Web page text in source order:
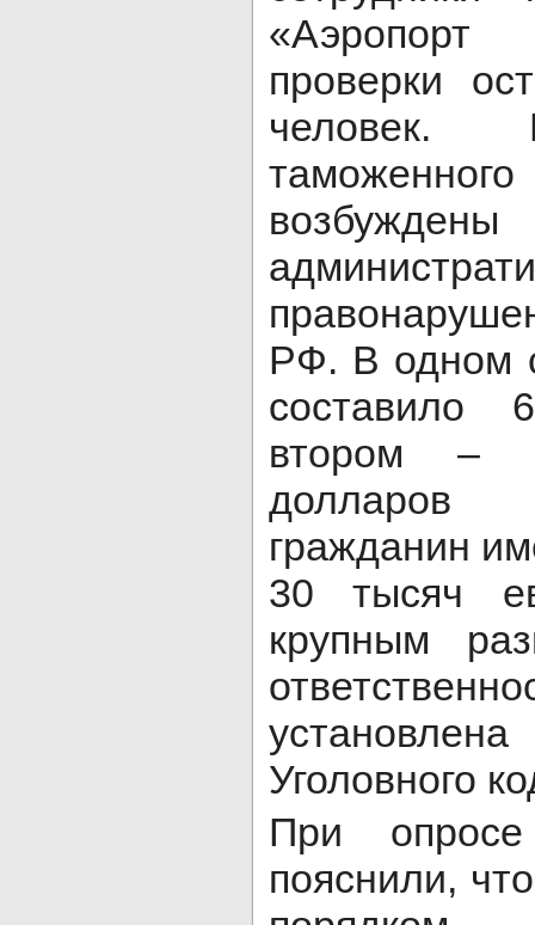
проверки
человек.
РФ. В одном
составило
втором –
гражданин
30 тысяч
крупным
Уголовного
При
пояснили,